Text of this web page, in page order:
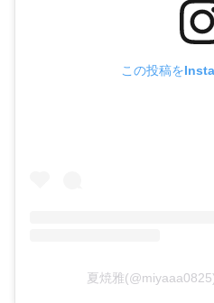
この投稿を
夏焼雅